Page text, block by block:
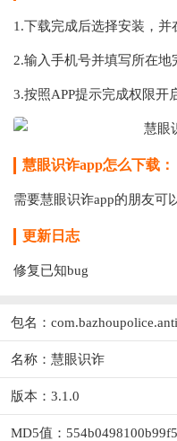
1.下载完成后选择安装，并
2.输入手机号并填写所在地
3.按照APP提示完成权限开
慧眼识诈app怎么下载：
需要慧眼识诈app的朋友可
更新日志
修复已知bug
包名：
名称：慧眼识诈
版本：3.1.0
MD5值：